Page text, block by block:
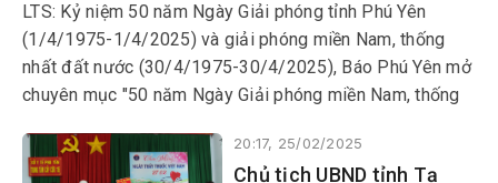
LTS: Kỷ niệm 50 năm Ngày Giải phóng tỉnh Phú Yên
(1/4/1975-1/4/2025) và giải phóng miền Nam, thống
nhất đất nước (30/4/1975-30/4/2025), Báo Phú Yên mở
chuyên mục "50 năm Ngày Giải phóng miền Nam, thống
gian khổ, hào hùng của toàn Đảng, toàn quân và toàn dân
ta, dưới sự lãnh đạo của Đảng. Đồng thời tiếp tục khẳng
20:17, 25/02/2025
Chủ tịch UBND tỉnh Tạ